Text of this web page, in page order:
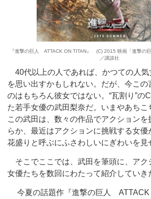
『進撃の巨人 ATTACK ON TITAN』 (C) 2015 映画「進撃の
／講談社
40代以上の人であれば、かつての人気
を思い出すかもしれない。だが、今この
のはもちろん彼女ではない。“瓦割り”の
た若手女優の武田梨奈だ。いまやあちこ
この武田は、数々の作品でアクション
らか、最近はアクションに挑戦する女優
花盛りと呼ぶにふさわしいにぎわいを見
そこでここでは、武田を筆頭に、アク
女優たちを数回にわたって紹介していき
今夏の話題作『進撃の巨人 ATTACK